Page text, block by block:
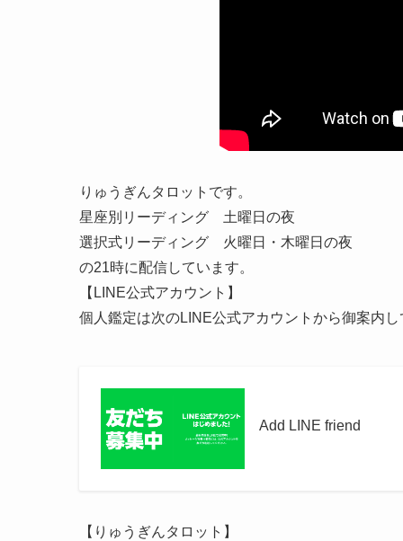
りゅうぎんタロットです。
星座別リーディング 土曜日の夜
選択式リーディング 火曜日・木曜日の夜
の21時に配信しています。
【LINE公式アカウント】
個人鑑定は次のLINE公式アカウントから御案内
Add LINE friend
【りゅうぎんタロット】